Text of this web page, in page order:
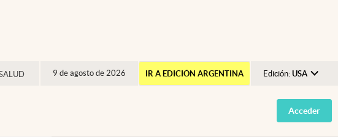
9 de agosto de 2026 IR A EDICIÓN ARGENTINA Edición: USA
Argentina
España
Acceder